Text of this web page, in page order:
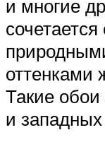
и многие
оттенками
Такие
и